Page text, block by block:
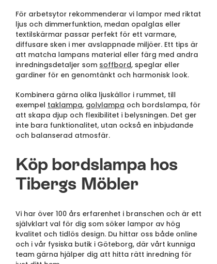
För arbetsytor rekommenderar vi lampor med riktat
ljus och dimmerfunktion, medan opalglas eller
textilskärmar passar perfekt för ett varmare,
diffusare sken i mer avslappnade miljöer. Ett tips är
att matcha lampans material eller färg med andra
inredningsdetaljer som soffbord, speglar eller
gardiner för en genomtänkt och harmonisk look.
Kombinera gärna olika ljuskällor i rummet, till
exempel taklampa, golvlampa och bordslampa, för
att skapa djup och flexibilitet i belysningen. Det ger
inte bara funktionalitet, utan också en inbjudande
och balanserad atmosfär.
Köp bordslampa hos
Tibergs Möbler
Vi har över 100 års erfarenhet i branschen och är ett
självklart val för dig som söker lampor av hög
kvalitet och tidlös design. Du hittar oss både online
och i vår fysiska butik i Göteborg, där vårt kunniga
team gärna hjälper dig att hitta rätt inredning för